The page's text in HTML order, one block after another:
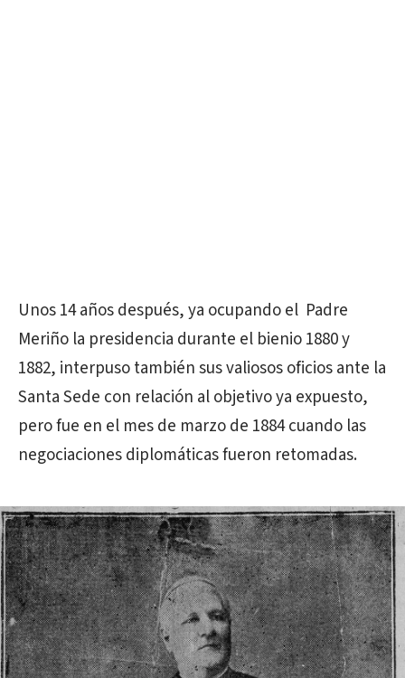
Unos 14 años después, ya ocupando el Padre
Meriño la presidencia durante el bienio 1880 y
1882, interpuso también sus valiosos oficios ante la
Santa Sede con relación al objetivo ya expuesto,
pero fue en el mes de marzo de 1884 cuando las
negociaciones diplomáticas fueron retomadas.